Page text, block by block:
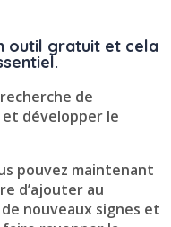
outil gratuit et cela
de
développer le
pouvez maintenant
d’ajouter au
nouveaux signes et